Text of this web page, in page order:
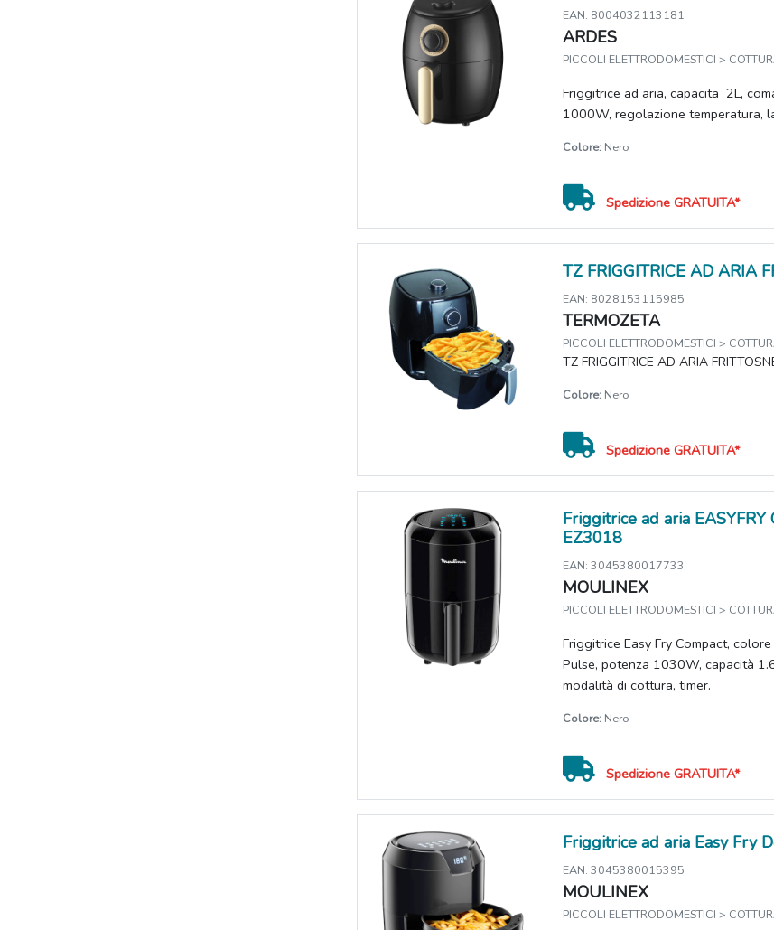
EAN: 8004032113181
ARDES
PICCOLI ELETTRODOMESTICI >
Friggitrice ad aria, capacita 2L,
1000W, regolazione temperatura,
Colore: Nero
Spedizione GRATUITA*
TZ FRIGGITRICE AD ARIA
EAN: 8028153115985
TERMOZETA
PICCOLI ELETTRODOMESTICI >
TZ FRIGGITRICE AD ARIA
Colore: Nero
Spedizione GRATUITA*
Friggitrice ad aria EASYFRY
EZ3018
EAN: 3045380017733
MOULINEX
PICCOLI ELETTRODOMESTICI >
Friggitrice Easy Fry Compact,
Pulse, potenza 1030W, capacità
modalità di cottura, timer.
Colore: Nero
Spedizione GRATUITA*
Friggitrice ad aria Easy Fry
EAN: 3045380015395
MOULINEX
PICCOLI ELETTRODOMESTICI >